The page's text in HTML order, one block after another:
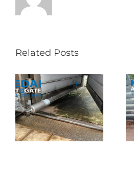
Related Posts
Autogate USJ –
Tukar 1 Unit OAE
333A Arm
Autogate